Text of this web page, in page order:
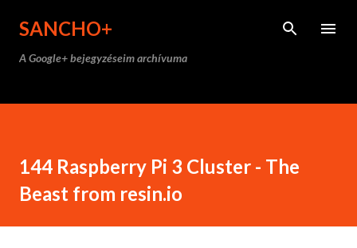
SANCHO+
A Google+ bejegyzéseim archívuma
144 Raspberry Pi 3 Cluster - The
Beast from resin.io